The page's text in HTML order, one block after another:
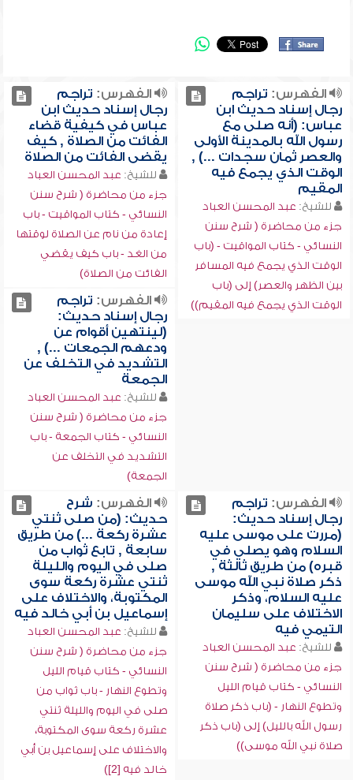
الفهرس: تراجم
رجال إسناد حديث ابن
عباس: (أنه صلى مع
رسول الله بالمدينة الأولى
والعصر ثمان سجدات ...) ,
الوقت الذي يجمع فيه
المقيم
للشيخ: عبد المحسن العباد
جزء من محاضرة ( شرح سنن
النسائي - كتاب المواقيت - (باب
الوقت الذي يجمع فيه المسافر
بين الظهر والعصر) إلى (باب
الوقت الذي يجمع فيه المقيم))
الفهرس: تراجم
رجال إسناد حديث ابن
عباس في كيفية قضاء
الفائت من الصلاة , كيف
يقضى الفائت من الصلاة
للشيخ: عبد المحسن العباد
جزء من محاضرة ( شرح سنن
النسائي - كتاب المواقيت - باب
إعادة من نام عن الصلاة لوقتها
من الغد - باب كيف يقضي
الفائت من الصلاة)
الفهرس: تراجم
رجال إسناد حديث:
(لينتهين أقوام عن
ودعهم الجمعات ...) ,
التشديد في التخلف عن
الجمعة
للشيخ: عبد المحسن العباد
جزء من محاضرة ( شرح سنن
النسائي - كتاب الجمعة - باب
التشديد في التخلف عن
الجمعة)
الفهرس: تراجم
رجال إسناد حديث:
(مررت على موسى عليه
السلام وهو يصلي في
قبره) من طريق ثالثة ,
ذكر صلاة نبي الله موسى
عليه السلام، وذكر
الاختلاف على سليمان
التيمي فيه
للشيخ: عبد المحسن العباد
جزء من محاضرة ( شرح سنن
النسائي - كتاب قيام الليل
وتطوع النهار - (باب ذكر صلاة
رسول الله بالليل) إلى (باب ذكر
صلاة نبي الله موسى))
الفهرس: شرح
حديث: (من صلى ثنتي
عشرة ركعة ...) من طريق
سابعة , تابع ثواب من
صلى في اليوم والليلة
ثنتي عشرة ركعة سوى
المكتوبة، والاختلاف على
إسماعيل بن أبي خالد فيه
للشيخ: عبد المحسن العباد
جزء من محاضرة ( شرح سنن
النسائي - كتاب قيام الليل
وتطوع النهار - باب ثواب من
صلى في اليوم والليلة ثنتي
عشرة ركعة سوى المكتوبة،
والاختلاف على إسماعيل بن أبي
خالد فيه [2])